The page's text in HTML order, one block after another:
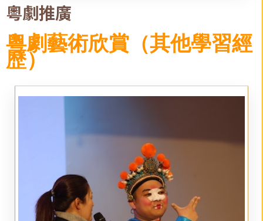
粵劇推廣
粵劇藝術欣賞（其他學習經
歷）